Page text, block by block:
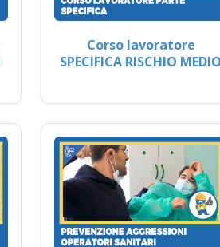
Corso lavoratore
SPECIFICA RISCHIO